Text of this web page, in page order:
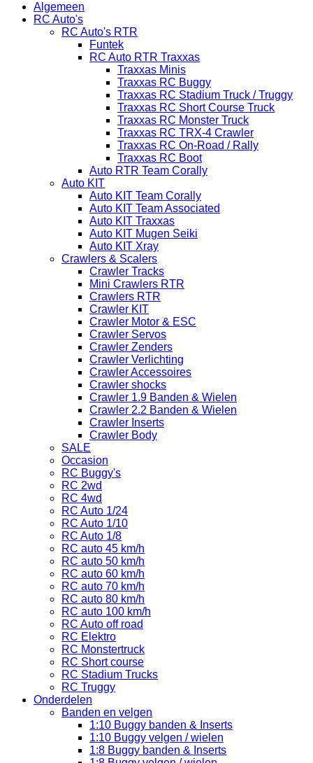
Algemeen
RC Auto's
RC Auto's RTR
Funtek
RC Auto RTR Traxxas
Traxxas Minis
Traxxas RC Buggy
Traxxas RC Stadium Truck / Truggy
Traxxas RC Short Course Truck
Traxxas RC Monster Truck
Traxxas RC TRX-4 Crawler
Traxxas RC On-Road / Rally
Traxxas RC Boot
Auto RTR Team Corally
Auto KIT
Auto KIT Team Corally
Auto KIT Team Associated
Auto KIT Traxxas
Auto KIT Mugen Seiki
Auto KIT Xray
Crawlers & Scalers
Crawler Tracks
Mini Crawlers RTR
Crawlers RTR
Crawler KIT
Crawler Motor & ESC
Crawler Servos
Crawler Zenders
Crawler Verlichting
Crawler Accessoires
Crawler shocks
Crawler 1.9 Banden & Wielen
Crawler 2.2 Banden & Wielen
Crawler Inserts
Crawler Body
SALE
Occasion
RC Buggy's
RC 2wd
RC 4wd
RC Auto 1/24
RC Auto 1/10
RC Auto 1/8
RC auto 45 km/h
RC auto 50 km/h
RC auto 60 km/h
RC auto 70 km/h
RC auto 80 km/h
RC auto 100 km/h
RC Auto off road
RC Elektro
RC Monstertruck
RC Short course
RC Stadium Trucks
RC Truggy
Onderdelen
Banden en velgen
1:10 Buggy banden & Inserts
1:10 Buggy velgen / wielen
1:8 Buggy banden & Inserts